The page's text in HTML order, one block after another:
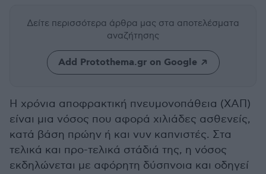
Δείτε περισσότερα άρθρα μας στα αποτελέσματα
αναζήτησης
Add Protothema.gr on Google
Η χρόνια αποφρακτική πνευμονοπάθεια (ΧΑΠ)
είναι μια νόσος που αφορά χιλιάδες ασθενείς,
κατά βάση πρώην ή και νυν καπνιστές. Στα
τελικά και προ-τελικά στάδιά της, η νόσος
εκδηλώνεται με αφόρητη δύσπνοια και οδηγεί